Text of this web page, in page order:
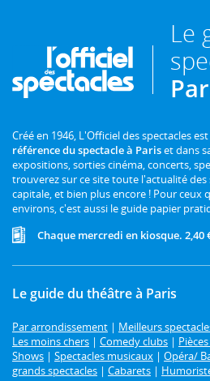
Le
Créé en 1946, L'Officiel des spectacles est
référence du spectacle à Pariset dans
expositions, sorties cinéma, concerts,
trouverez sur ce site toute l'actualité
capitale, et bien plus encore ! Pour ceux
environs, c'est aussi le guide papier
Chaque mercredi en kiosque. 2,40
Le guide du théâtre à Paris
Par arrondissement | Meilleurs
Les moins chers | Comedy clubs |
Shows | Spectacles musicaux | Opéra/
grands spectacles | Cabarets |